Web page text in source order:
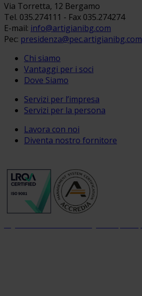
Via Torretta, 12 Bergamo
Tel. 035.274111 - Fax 035.274274
E-mail: info@artigianibg.com
Pec: presidenza@pec.artigianibg.com
Chi siamo
Vantaggi per i soci
Dove Siamo
Servizi per l’impresa
Servizi per la persona
Lavora con noi
Diventa nostro fornitore